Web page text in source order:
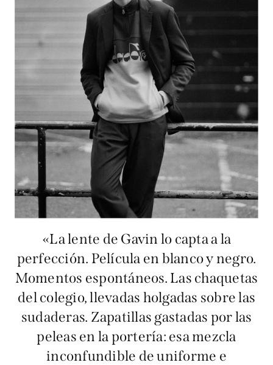
«La lente de Gavin lo capta a la
perfección. Película en blanco y negro.
Momentos espontáneos. Las chaquetas
del colegio, llevadas holgadas sobre las
sudaderas. Zapatillas gastadas por las
peleas en la portería: esa mezcla
inconfundible de uniforme e